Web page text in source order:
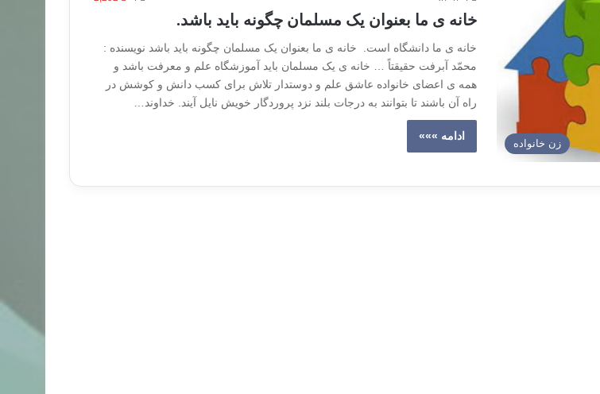
زن خانواده
خانه ی ما بعنوان یک مسلمان چگونه باید باشد.
خانه ی ما دانشگاه است. خانه ی ما بعنوان یک مسلمان چگونه باید باشد نویسنده :
محمّد آبرفت حقیقتاً … خانه ی یک مسلمان باید آموزشگاه علم و معرفت باشد و
همه ی اعضای خانواده عاشق علم و دوستدار تلاش برای کسب دانش و کوشش در
راه آن باشند تا بتوانند به درجات بلند نزد پروردگار خویش نایل آیند. خداوند…
ادامه »»»